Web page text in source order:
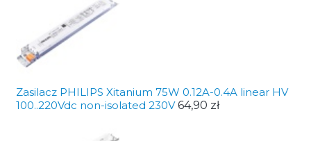
Zasilacz PHILIPS Xitanium 75W 0.12A-0.4A linear HV
100..220Vdc non-isolated 230V64,90 zł